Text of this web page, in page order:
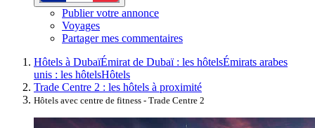
Publier votre annonce
Voyages
Partager mes commentaires
Hôtels à DubaïÉmirat de Dubaï : les hôtelsÉmirats arabes
unis : les hôtelsHôtels
Trade Centre 2 : les hôtels à proximité
Hôtels avec centre de fitness - Trade Centre 2